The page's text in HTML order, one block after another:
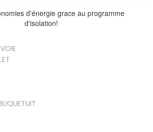
d'énergie grace au programme
d'isolation!